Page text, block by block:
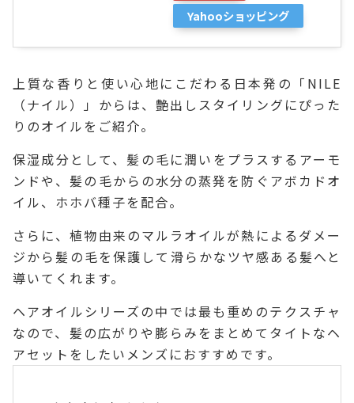
Yahooショッピング
上質な香りと使い心地にこだわる日本発の「NILE
（ナイル）」からは、艶出しスタイリングにぴった
りのオイルをご紹介。
保湿成分として、髪の毛に潤いをプラスするアーモ
ンドや、髪の毛からの水分の蒸発を防ぐアボカドオ
イル、ホホバ種子を配合。
さらに、植物由来のマルラオイルが熱によるダメー
ジから髪の毛を保護して滑らかなツヤ感ある髪へと
導いてくれます。
ヘアオイルシリーズの中では最も重めのテクスチャ
なので、髪の広がりや膨らみをまとめてタイトなヘ
アセットをしたいメンズにおすすめです。